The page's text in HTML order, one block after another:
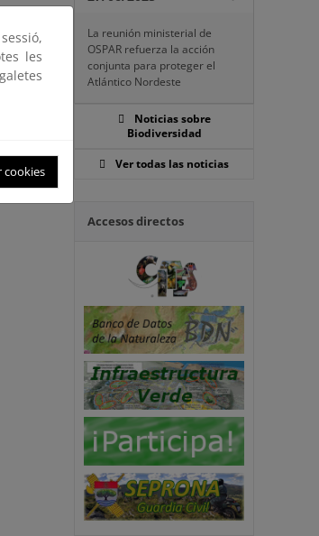
La reunión ministerial de
OSPAR refuerza la acción
conjunta para proteger el
Atlántico Nordeste
Noticias sobre
Biodiversidad
Ver todas las noticias
Accesos directos
les
cookies